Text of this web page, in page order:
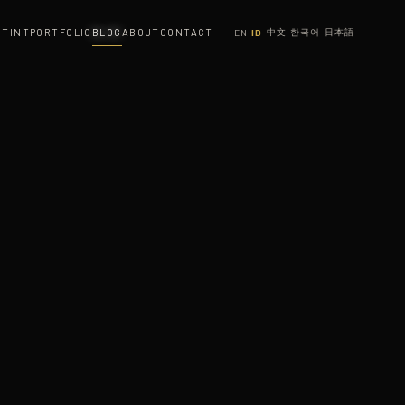
TINT PORTFOLIO BLOG ABOUT CONTACT EN ID 中文 한국어 日本語